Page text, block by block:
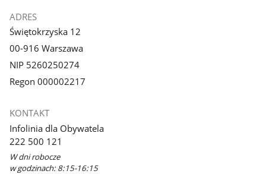
ADRES
Świętokrzyska 12
00-916 Warszawa
NIP 5260250274
Regon 000002217
KONTAKT
Infolinia dla Obywatela
222 500 121
W dni robocze
w godzinach: 8:15-16:15